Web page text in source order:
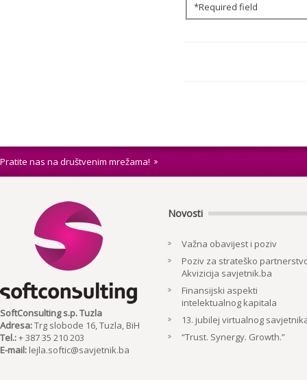
*Required field
Pratite nas na društvenim mrežama!
SoftConsulting s.p. Tuzla
Adresa:Trg slobode 16, Tuzla, BiH
Tel.:+ 387 35 210 203
E-mail: lejla.softic@savjetnik.ba
Novosti
Važna obavijest i poziv
Poziv za strateško
Akvizicija savjetnik.ba
Finansijski aspekti
intelektualnog kapitala
13. jubilej virtualnog
“Trust. Synergy. Growth.”